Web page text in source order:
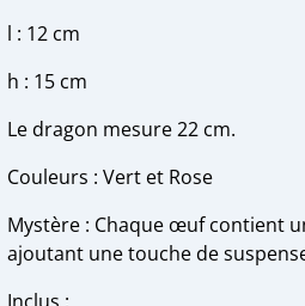
l : 12 cm
h : 15 cm
Le dragon mesure 22 cm.
Couleurs : Vert et Rose
Mystère : Chaque œuf contient
ajoutant une touche de